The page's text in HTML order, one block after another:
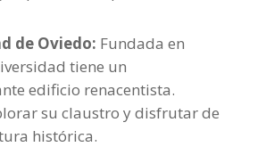
de Oviedo: Fundada en
tiene un
edificio renacentista.
su claustro y disfrutar de
histórica.